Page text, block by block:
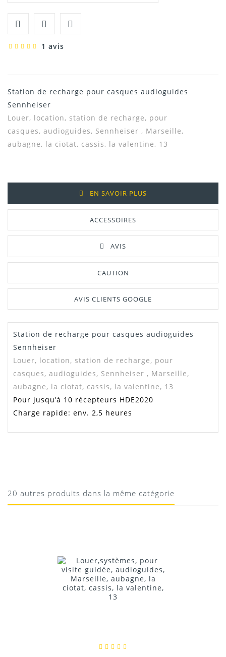
1 avis
Station de recharge pour casques audioguides
Sennheiser
Louer, location, station de recharge, pour
casques, audioguides, Sennheiser , Marseille,
aubagne, la ciotat, cassis, la valentine, 13
EN SAVOIR PLUS
ACCESSOIRES
AVIS
CAUTION
AVIS CLIENTS GOOGLE
Station de recharge pour casques audioguides
Sennheiser
Louer, location, station de recharge, pour
casques, audioguides, Sennheiser , Marseille,
aubagne, la ciotat, cassis, la valentine, 13
Pour jusqu’à 10 récepteurs HDE2020
Charge rapide: env. 2,5 heures
19/05/2020
20 autres produits dans la même catégorie